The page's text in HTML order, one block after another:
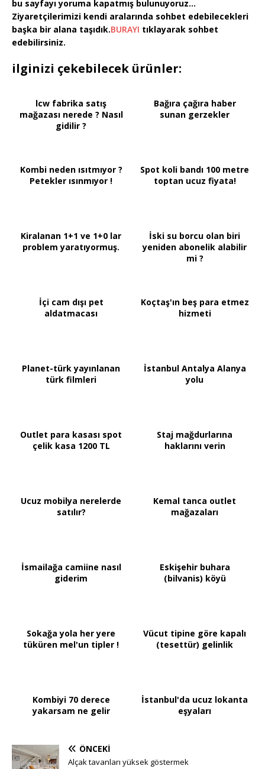
bu sayfayı yoruma kapatmış bulunuyoruz…
Ziyaretçilerimizi kendi aralarında sohbet edebilecekleri
başka bir alana taşıdık.BURAYI tıklayarak sohbet
edebilirsiniz.
ilginizi çekebilecek ürünler:
lcw fabrika satış
mağazası nerede ? Nasıl
gidilir ?
Bağıra çağıra haber
sunan gerzekler
Kombi neden ısıtmıyor ?
Petekler ısınmıyor !
Spot koli bandı 100 metre
toptan ucuz fiyata!
Kiralanan 1+1 ve 1+0 lar
problem yaratıyormuş.
İski su borcu olan biri
yeniden abonelik alabilir
mi ?
İçi cam dışı pet
aldatmacası
Koçtaş'ın beş para etmez
hizmeti
Planet-türk yayınlanan
türk filmleri
İstanbul Antalya Alanya
yolu
Outlet para kasası spot
çelik kasa 1200 TL
Staj mağdurlarına
haklarını verin
Ucuz mobilya nerelerde
satılır?
Kemal tanca outlet
mağazaları
İsmailağa camiine nasıl
giderim
Eskişehir buhara
(bilvanis) köyü
Sokağa yola her yere
tüküren mel'un tipler !
Vücut tipine göre kapalı
(tesettür) gelinlik
Kombiyi 70 derece
yakarsam ne gelir
İstanbul'da ucuz lokanta
eşyaları
ÖNCEKI
Alçak tavanları yüksek göstermek